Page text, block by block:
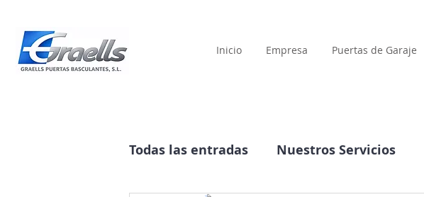
Inicio Empresa Puertas de Garaje
Todas las entradas Nuestros Servicios